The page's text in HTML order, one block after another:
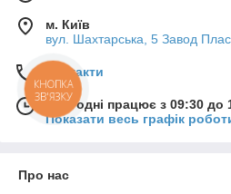
м. Київ
вул. Шахтарська, 5 Завод
Контакти
Сьогодні працює з 09:30 до
Показати весь графік
Про нас
КНОПКА
ЗВ'ЯЗКУ